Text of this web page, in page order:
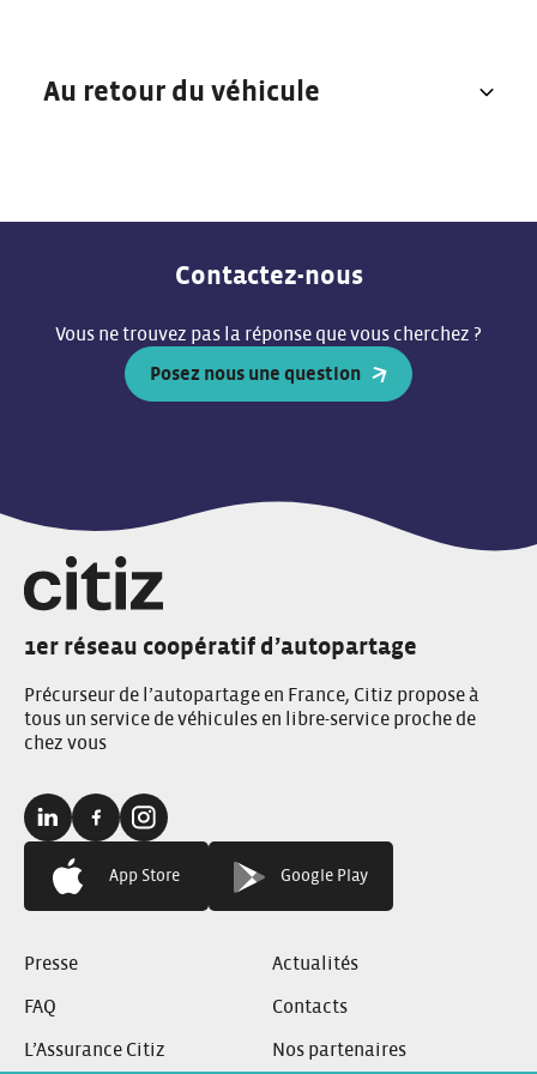
Au retour du véhicule
Contactez-nous
Vous ne trouvez pas la réponse que vous cherchez ?
Posez nous une question
1er réseau coopératif d’autopartage
Précurseur de l’autopartage en France, Citiz propose à
tous un service de véhicules en libre-service proche de
chez vous
Linkedin:Facebook:Instagram:
App Store Google Play
Presse
FAQ
L’Assurance Citiz
Actualités
Contacts
Nos partenaires